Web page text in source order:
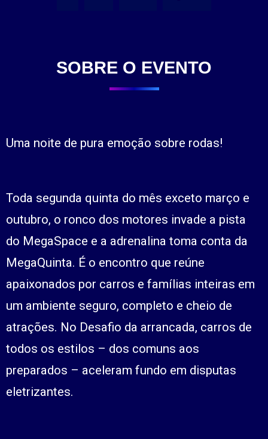
SOBRE O EVENTO
Uma noite de pura emoção sobre rodas!
Toda segunda quinta do mês exceto março e
outubro, o ronco dos motores invade a pista
do MegaSpace e a adrenalina toma conta da
MegaQuinta. É o encontro que reúne
apaixonados por carros e famílias inteiras em
um ambiente seguro, completo e cheio de
atrações. No Desafio da arrancada, carros de
todos os estilos – dos comuns aos
preparados – aceleram fundo em disputas
eletrizantes.